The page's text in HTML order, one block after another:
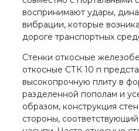
воспринимают удары,
вибрации, которые
дороге транспортных
Стенки откосные
откосные СТК 10 п
высокопрочную плиту в
разделенной пополам и
образом, конструкция
стороны,